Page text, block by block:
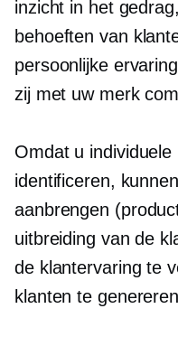
inzicht in het
behoeften van
persoonlijke
zij met uw merk
Omdat u
identificeren,
aanbrengen
uitbreiding van de
de klantervaring te
klanten te